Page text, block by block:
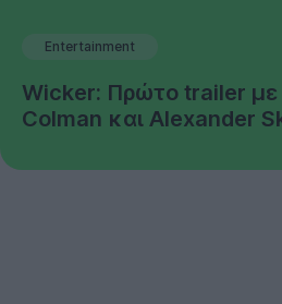
Entertainment
Wicker: Πρώτο trailer με
Colman και Alexander